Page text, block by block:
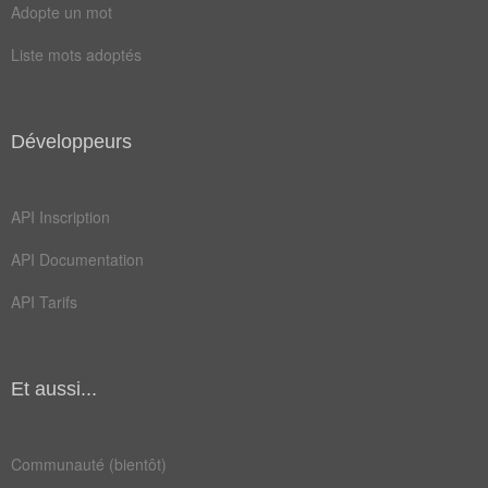
Adopte un mot
Liste mots adoptés
Développeurs
API Inscription
API Documentation
API Tarifs
Et aussi...
Communauté (bientôt)